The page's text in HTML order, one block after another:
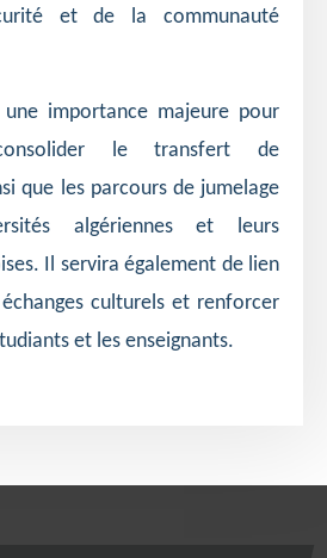
et de la communauté
importance majeure pour
le transfert de
que les parcours de jumelage
algériennes et leurs
Il servira également de lien
culturels et renforcer
et les enseignants.